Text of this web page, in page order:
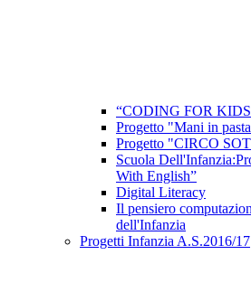
“CODING FOR
Progetto "Mani in
Progetto "CIRCO
Scuola
With English”
Digital Literacy
Il pensiero
dell'Infanzia
Progetti Infanzia A.S.2016/17